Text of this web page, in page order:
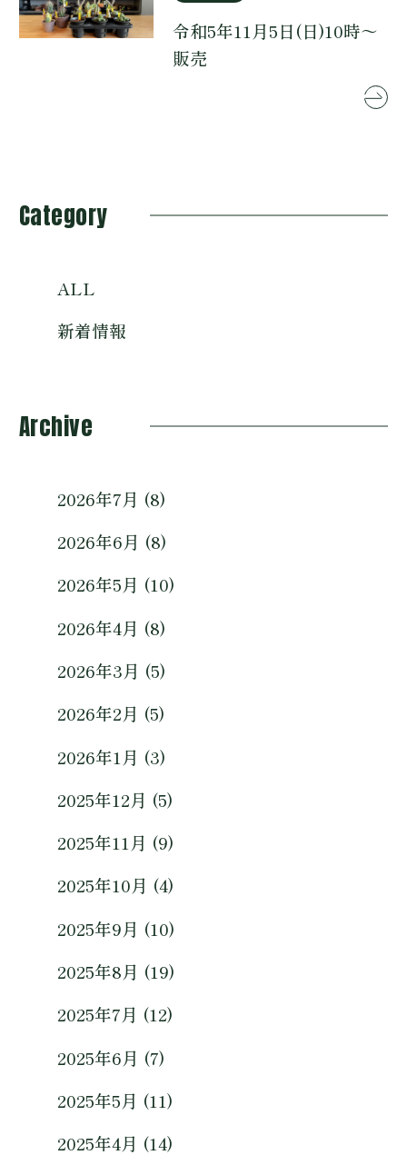
令和5年11月5日(日)10時～
販売
Category
ALL
新着情報
Archive
2026年7月 (8)
2026年6月 (8)
2026年5月 (10)
2026年4月 (8)
2026年3月 (5)
2026年2月 (5)
2026年1月 (3)
2025年12月 (5)
2025年11月 (9)
2025年10月 (4)
2025年9月 (10)
2025年8月 (19)
2025年7月 (12)
2025年6月 (7)
2025年5月 (11)
2025年4月 (14)